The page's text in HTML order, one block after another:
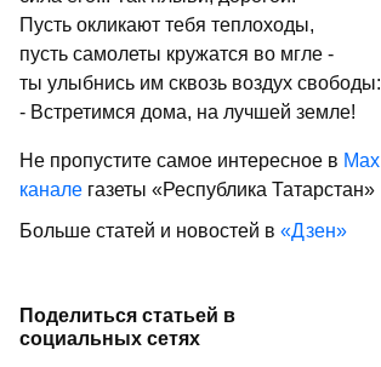
Пусть окликают тебя теплоходы,
пусть самолеты кружатся во мгле -
ты улыбнись им сквозь воздух свободы:
- Встретимся дома, на лучшей земле!
Не пропустите самое интересное в Max
канале газеты «Республика Татарстан»
Больше статей и новостей в «Дзен»
Поделиться статьей в
социальных сетях